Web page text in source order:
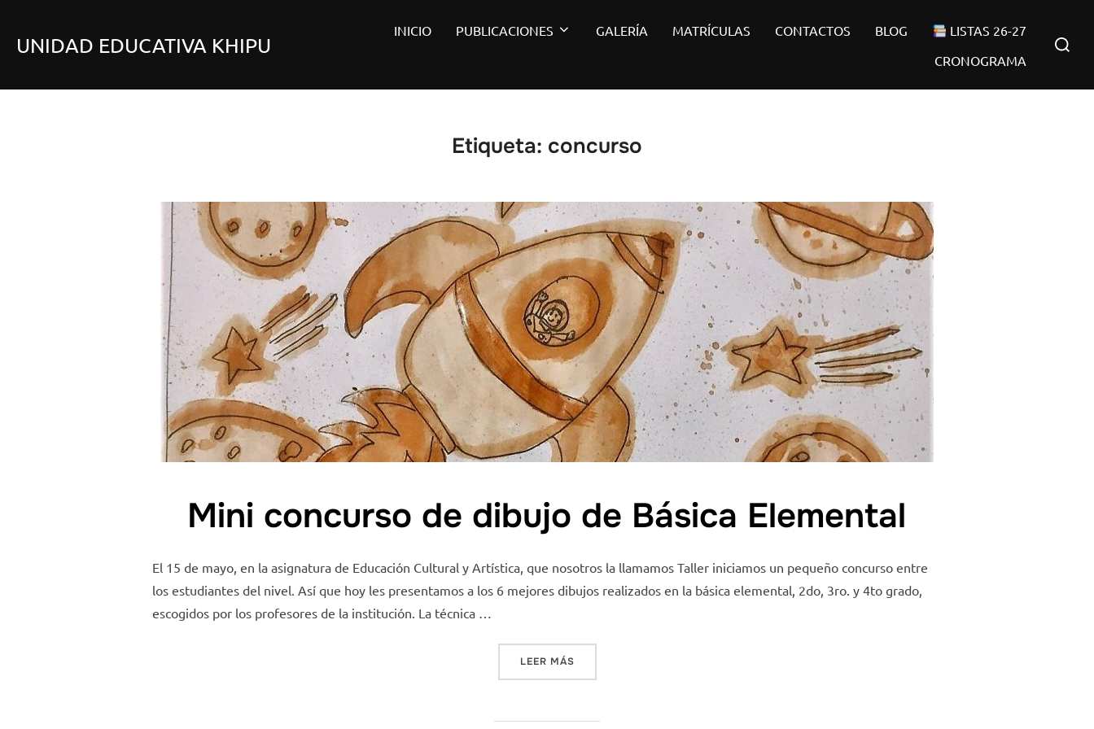
contenido
UNIDAD EDUCATIVA KHIPU
INICIO PUBLICACIONES GALERÍA MATRÍCULAS CONTACTOS BLOG
LISTAS 26-27
CRONOGRAMA
Buscar:
Etiqueta: concurso
Mini concurso de dibujo de Básica Elemental
El 15 de mayo, en la asignatura de Educación Cultural y Artística, que nosotros la llamamos Taller iniciamos un pequeño concurso entre
los estudiantes del nivel. Así que hoy les presentamos a los 6 mejores dibujos realizados en la básica elemental, 2do, 3ro. y 4to grado,
escogidos por los profesores de la institución. La técnica …
LEER MÁS«MINI CONCURSO DE DIBUJO DE BÁSICA ELEMENTAL»